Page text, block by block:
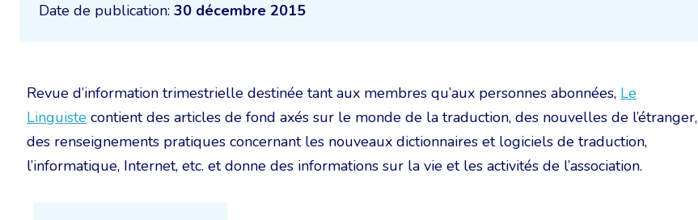
Date de publication: 30 décembre 2015
Revue d’information trimestrielle destinée tant aux membres qu’aux personnes abonnées, Le
Linguiste contient des articles de fond axés sur le monde de la traduction, des nouvelles de l’étranger,
des renseignements pratiques concernant les nouveaux dictionnaires et logiciels de traduction,
l’informatique, Internet, etc. et donne des informations sur la vie et les activités de l’association.